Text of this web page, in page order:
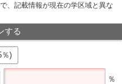
、記載情報が現在の学区域と異な
する
％)
％